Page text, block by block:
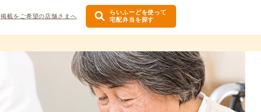
掲載をご希望の店舗さまへ
らいふーどを使って
宅配弁当を探す